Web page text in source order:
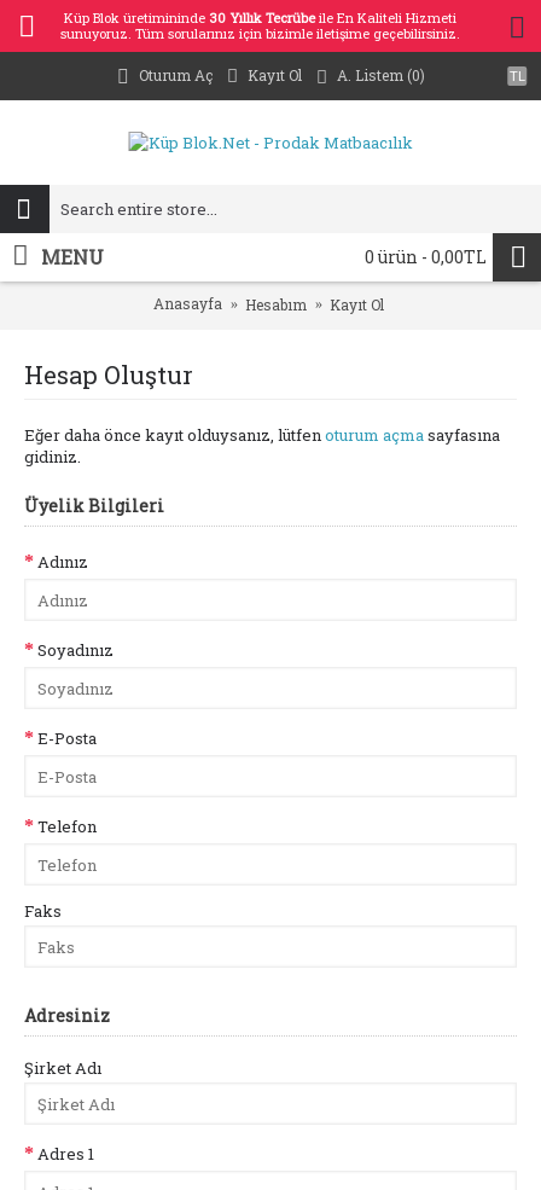
Küp Blok üretimininde 30 Yıllık Tecrübeile En Kaliteli Hizmeti
sunuyoruz. Tüm sorularınız için bizimle iletişime geçebilirsiniz.
TL
Oturum Aç Kayıt Ol A. Listem (0)
0 ürün - 0,00TL
MENU
Anasayfa Hesabım Kayıt Ol
Hesap Oluştur
Eğer daha önce kayıt olduysanız, lütfenoturum açmasayfasına
gidiniz.
Üyelik Bilgileri
Adınız
Soyadınız
E-Posta
Telefon
Faks
Adresiniz
Şirket Adı
Adres 1